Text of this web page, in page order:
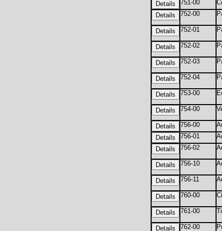
751-00
752-00
752-01
752-02
752-03
752-04
753-00
754-00
756-00
756-01
756-02
756-10
756-11
760-00
761-00
762-00